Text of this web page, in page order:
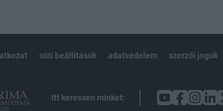
süti beállítások adatvédelem szerzői jogok
Itt keressen minket: